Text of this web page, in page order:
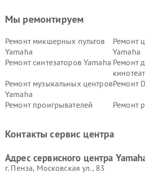
Мы ремонтируем
Ремонт микшерных пультов
Yamaha
Ремонт
Yamaha
Ремонт синтезаторов Yamaha Ремонт
Ремонт музыкальных центров
Yamaha
Ремонт
Ремонт проигрывателей
Ремонт
Yamaha
Yamaha
Контакты сервис центра
Адрес сервисного центра
г. Пенза, Московская ул., 83